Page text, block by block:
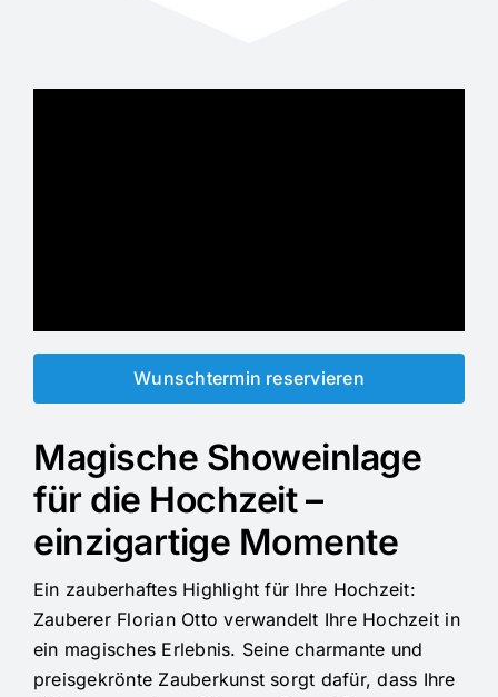
Wunschtermin reservieren
Magische Showeinlage
für die Hochzeit –
einzigartige Momente
Ein zauberhaftes Highlight für Ihre Hochzeit:
Zauberer Florian Otto verwandelt Ihre Hochzeit in
ein magisches Erlebnis. Seine charmante und
preisgekrönte Zauberkunst sorgt dafür, dass Ihre